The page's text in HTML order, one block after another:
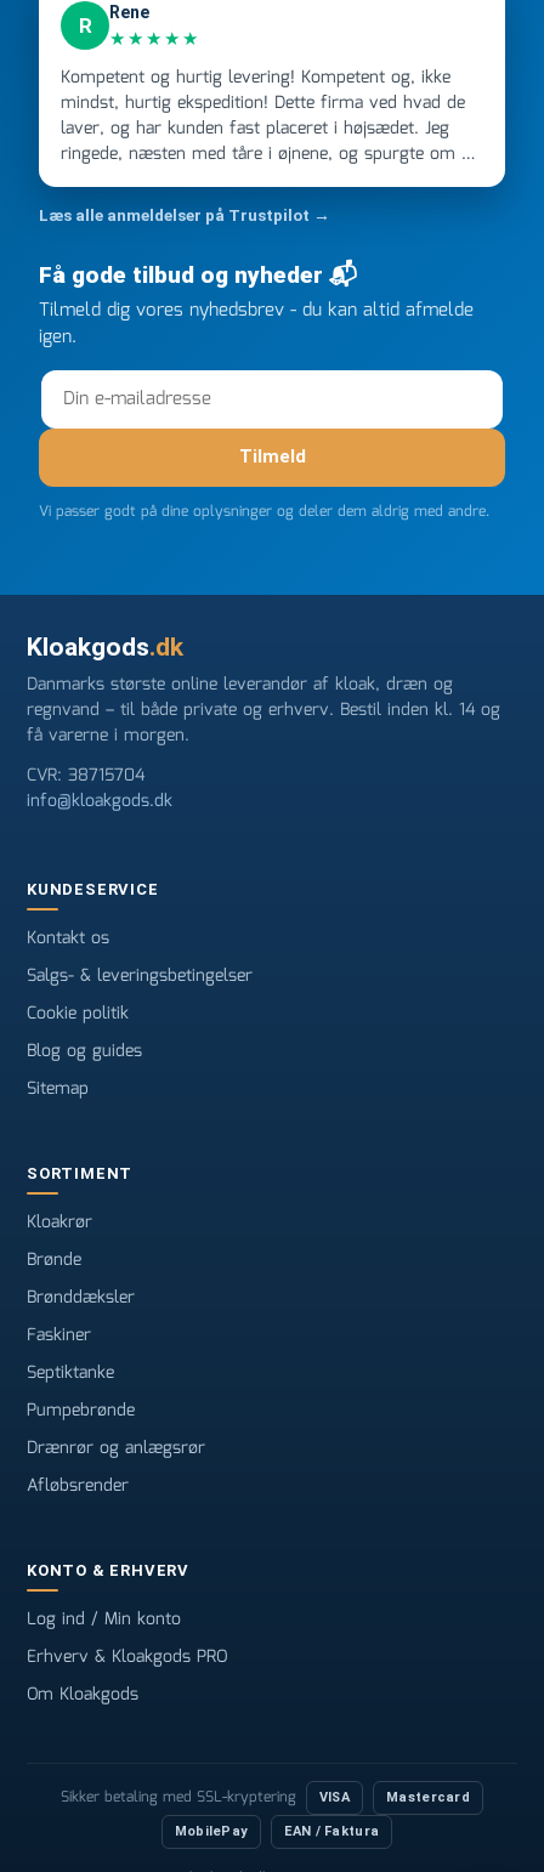
R
Rene
★★★★★
Kompetent og hurtig levering! Kompetent og, ikke
mindst, hurtig ekspedition! Dette firma ved hvad de
laver, og har kunden fast placeret i højsædet. Jeg
ringede, næsten med tåre i øjnene, og spurgte om de
kunne overholde en 2 måneder gammel aftale. Jeg
ringede onsdag kl 16, og min store ordre kom dagen
efter kl 6.45! Kan slet ikke få armene ned, og næste
gang jeg skal bruge noget, vil jeg ringe til dem
FØRST. De varmeste og venligste hilsner fra Rene
Læs alle anmeldelser på Trustpilot →
Få gode tilbud og nyheder 📬
Tilmeld dig vores nyhedsbrev - du kan altid afmelde
igen.
Tilmeld
Vi passer godt på dine oplysninger og deler dem aldrig med andre.
Kloakgods.dk
Danmarks største online leverandør af kloak, dræn og
regnvand – til både private og erhverv. Bestil inden kl. 14 og
få varerne i morgen.
CVR: 38715704
info@kloakgods.dk
KUNDESERVICE
Kontakt os
Salgs- & leveringsbetingelser
Cookie politik
Blog og guides
Sitemap
SORTIMENT
Kloakrør
Brønde
Brønddæksler
Faskiner
Septiktanke
Pumpebrønde
Drænrør og anlægsrør
Afløbsrender
KONTO & ERHVERV
Log ind / Min konto
Erhverv & Kloakgods PRO
Om Kloakgods
Sikker betaling med SSL-kryptering VISA Mastercard
MobilePay EAN / Faktura